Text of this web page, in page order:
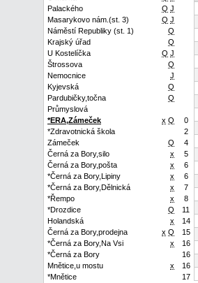
Palackého
Q J
Masarykovo nám.(st. 3)
Q J
Náměstí Republiky (st. 1)
Q
Krajský úřad
Q
U Kostelíčka
Q J
Štrossova
Q
Nemocnice
J
Kyjevská
Q
Pardubičky,točna
Q
Průmyslová
*ERA,Zámeček
x Q
0
*Zdravotnická škola
2
Zámeček
Q
4
Černá za Bory,silo
x
5
Černá za Bory,pošta
x
6
*Černá za Bory,Lipiny
x
6
*Černá za Bory,Dělnická
x
7
*Řempo
x
8
*Drozdice
Q
11
Holandská
x
14
Černá za Bory,prodejna
x Q
15
*Černá za Bory,Na Vsi
x
16
*Černá za Bory
16
Mnětice,u mostu
x
16
*Mnětice
17